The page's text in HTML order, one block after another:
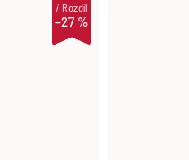
–27 %
iRozdíl